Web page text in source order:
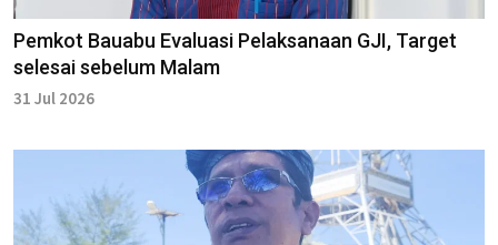
Pemkot Bauabu Evaluasi Pelaksanaan GJI, Target
selesai sebelum Malam
31 Jul 2026